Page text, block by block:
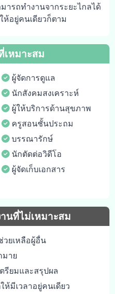
ารถทำงานจากระยะไกลได้
ห้อยู่คนเดียวก็ตาม
เหมาะสม
ผู้จัดการดูแล
นักสังคมสงเคราะห์
ผู้ให้บริการด้านสุขภาพ
ครูสอนชั้นประถม
บรรณารักษ์
นักตัดต่อวิดีโอ
ผู้จัดเก็บเอกสาร
นที่ไม่เหมาะสม
วยเหลือผู้อื่น
าย
รียมและสรุปผล
มีเวลาอยู่คนเดียว